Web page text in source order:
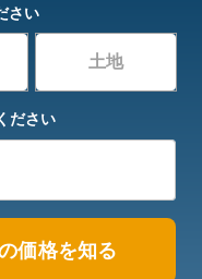
さい
土地
ださい
価格を知る